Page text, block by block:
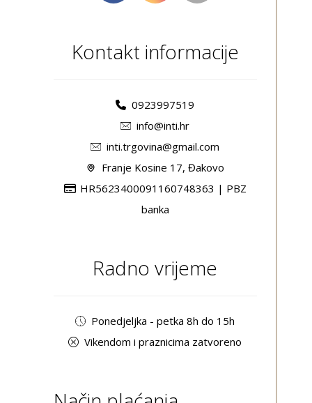
Kontakt informacije
0923997519
info@inti.hr
inti.trgovina@gmail.com
Franje Kosine 17, Đakovo
HR5623400091160748363 | PBZ
banka
Radno vrijeme
Ponedjeljka - petka 8h do 15h
Vikendom i praznicima zatvoreno